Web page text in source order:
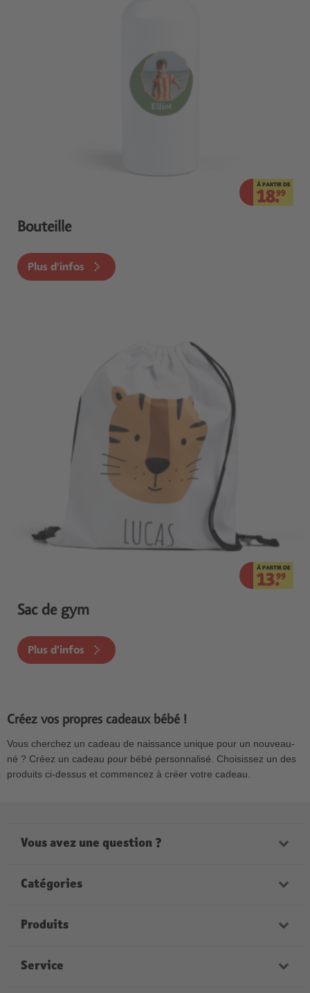
À PARTIR DE
18.99
Bouteille
Plus d'infos
À PARTIR DE
13.99
Sac de gym
Plus d'infos
Créez vos propres cadeaux bébé !
Vous cherchez un cadeau de naissance unique pour un nouveau-
né ? Créez un cadeau pour bébé personnalisé. Choisissez un des
produits ci-dessus et commencez à créer votre cadeau.
Vous avez une question ?
sommes à votre disposition aux horaires suivantes :
Dimanche de 12h00 à 18h00
Catégories
Livres photo
Décoration murale
Produits
Photos marque Kruidvat
Service